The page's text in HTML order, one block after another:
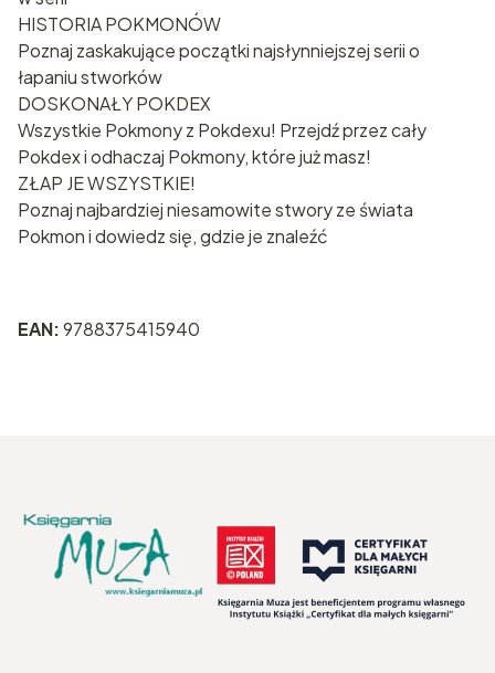
HISTORIA POKMONÓW
Poznaj zaskakujące początki najsłynniejszej serii o
łapaniu stworków
DOSKONAŁY POKDEX
Wszystkie Pokmony z Pokdexu! Przejdź przez cały
Pokdex i odhaczaj Pokmony, które już masz!
ZŁAP JE WSZYSTKIE!
Poznaj najbardziej niesamowite stwory ze świata
Pokmon i dowiedz się, gdzie je znaleźć
EAN:9788375415940